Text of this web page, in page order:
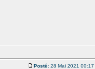
Posté: 28 Mai 2021 00:17